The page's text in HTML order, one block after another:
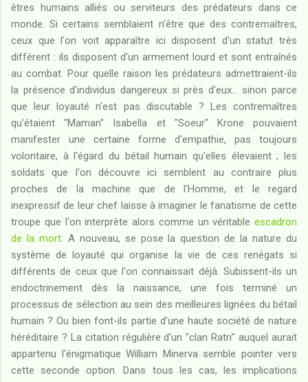
êtres humains alliés ou serviteurs des prédateurs dans ce
monde. Si certains semblaient n'être que des contremaîtres,
ceux que l'on voit apparaître ici disposent d'un statut très
différent : ils disposent d'un armement lourd et sont entraînés
au combat. Pour quelle raison les prédateurs admettraient-ils
la présence d'individus dangereux si près d'eux... sinon parce
que leur loyauté n'est pas discutable ? Les contremaîtres
qu'étaient "Maman" Isabella et "Soeur" Krone pouvaient
manifester une certaine forme d'empathie, pas toujours
volontaire, à l'égard du bétail humain qu'elles élevaient ; les
soldats que l'on découvre ici semblent au contraire plus
proches de la machine que de l'Homme, et le regard
inexpressif de leur chef laisse à imaginer le fanatisme de cette
troupe que l'on interprète alors comme un véritable escadron
de la mort. A nouveau, se pose la question de la nature du
système de loyauté qui organise la vie de ces renégats si
différents de ceux que l'on connaissait déjà. Subissent-ils un
endoctrinement dès la naissance, une fois terminé un
processus de sélection au sein des meilleures lignées du bétail
humain ? Ou bien font-ils partie d'une haute société de nature
héréditaire ? La citation régulière d'un "clan Ratri" auquel aurait
appartenu l'énigmatique William Minerva semble pointer vers
cette seconde option. Dans tous les cas, les implications